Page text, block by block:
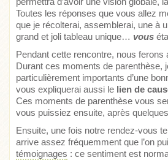
Toutes les réponses que vous allez
que je récolterai, assemblerai, une à
grand et joli tableau unique… vous
Pendant cette rencontre, nous ferons
Durant ces moments de parenthèse,
particulièrement importants d’une
vous expliquerai aussi le lien de
Ces moments de parenthèse vous
vous puissiez ensuite, après
Ensuite, une fois notre rendez-vous
arrive assez fréquemment que l’on
témoignages : ce sentiment est